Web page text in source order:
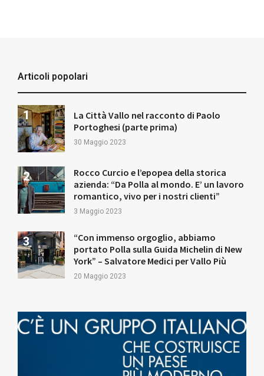
Articoli popolari
La Città Vallo nel racconto di Paolo
Portoghesi (parte prima)
30 Maggio 2023
Rocco Curcio e l’epopea della storica
azienda: “Da Polla al mondo. E’ un lavoro
romantico, vivo per i nostri clienti”
3 Maggio 2023
“Con immenso orgoglio, abbiamo
portato Polla sulla Guida Michelin di New
York” – Salvatore Medici per Vallo Più
20 Maggio 2023